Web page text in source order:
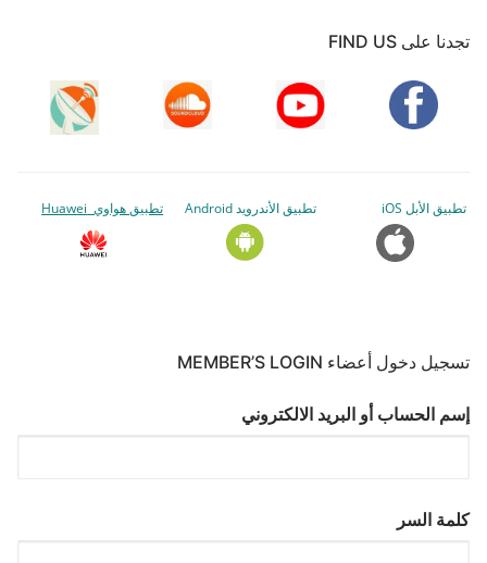
تجدنا على FIND US
تطبيق الأبل iOS تطبيق الأندرويد Android تطبيق هواوي Huawei
تسجيل دخول أعضاء MEMBER’S LOGIN
إسم الحساب أو البريد الالكتروني
كلمة السر